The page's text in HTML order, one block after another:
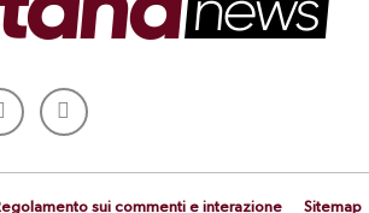
sui commenti e interazione Sitemap